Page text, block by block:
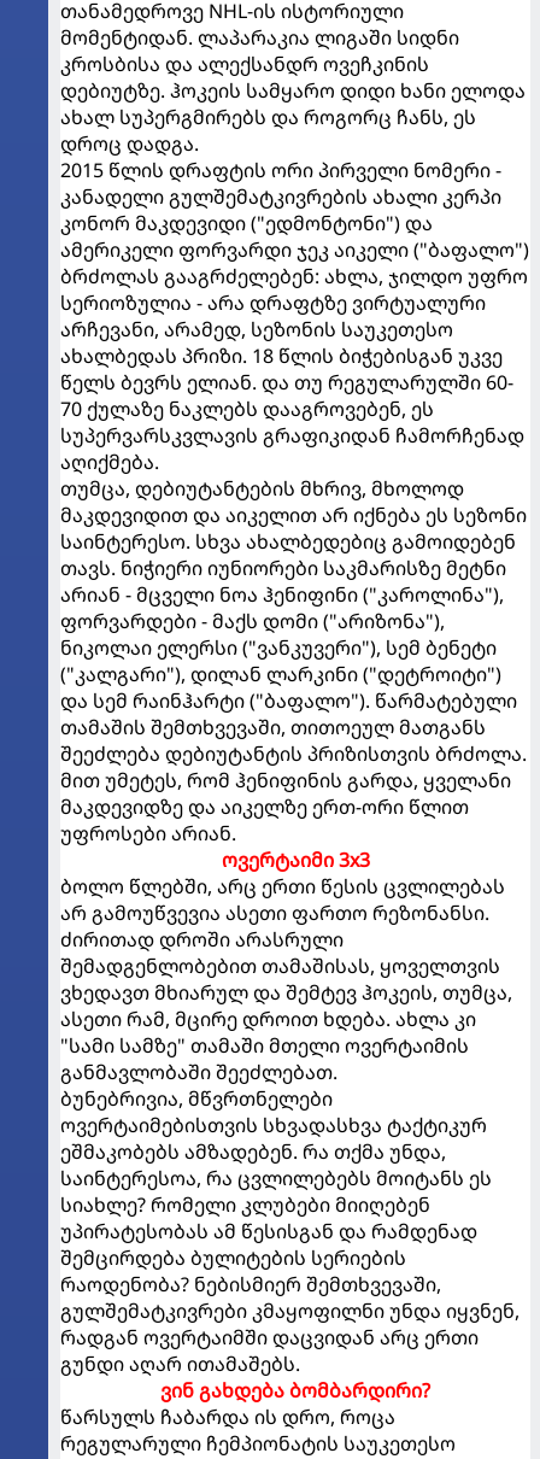
თანამედროვე NHL-ის ისტორიული
მომენტიდან. ლაპარაკია ლიგაში სიდნი
კროსბისა და ალექსანდრ ოვეჩკინის
დებიუტზე. ჰოკეის სამყარო დიდი ხანი ელოდა
ახალ სუპერგმირებს და როგორც ჩანს, ეს
დროც დადგა.
2015 წლის დრაფტის ორი პირველი ნომერი -
კანადელი გულშემატკივრების ახალი კერპი
კონორ მაკდევიდი ("ედმონტონი") და
ამერიკელი ფორვარდი ჯეკ აიკელი ("ბაფალო")
ბრძოლას გააგრძელებენ: ახლა, ჯილდო უფრო
სერიოზულია - არა დრაფტზე ვირტუალური
არჩევანი, არამედ, სეზონის საუკეთესო
ახალბედას პრიზი. 18 წლის ბიჭებისგან უკვე
წელს ბევრს ელიან. და თუ რეგულარულში 60-
70 ქულაზე ნაკლებს დააგროვებენ, ეს
სუპერვარსკვლავის გრაფიკიდან ჩამორჩენად
აღიქმება.
თუმცა, დებიუტანტების მხრივ, მხოლოდ
მაკდევიდით და აიკელით არ იქნება ეს სეზონი
საინტერესო. სხვა ახალბედებიც გამოიდებენ
თავს. ნიჭიერი იუნიორები საკმარისზე მეტნი
არიან - მცველი ნოა ჰენიფინი ("კაროლინა"),
ფორვარდები - მაქს დომი ("არიზონა"),
ნიკოლაი ელერსი ("ვანკუვერი"), სემ ბენეტი
("კალგარი"), დილან ლარკინი ("დეტროიტი")
და სემ რაინჰარტი ("ბაფალო"). წარმატებული
თამაშის შემთხვევაში, თითოეულ მათგანს
შეეძლება დებიუტანტის პრიზისთვის ბრძოლა.
მით უმეტეს, რომ ჰენიფინის გარდა, ყველანი
მაკდევიდზე და აიკელზე ერთ-ორი წლით
უფროსები არიან.
ოვერტაიმი 3x3
ბოლო წლებში, არც ერთი წესის ცვლილებას
არ გამოუწვევია ასეთი ფართო რეზონანსი.
ძირითად დროში არასრული
შემადგენლობებით თამაშისას, ყოველთვის
ვხედავთ მხიარულ და შემტევ ჰოკეის, თუმცა,
ასეთი რამ, მცირე დროით ხდება. ახლა კი
"სამი სამზე" თამაში მთელი ოვერტაიმის
განმავლობაში შეეძლებათ.
ბუნებრივია, მწვრთნელები
ოვერტაიმებისთვის სხვადასხვა ტაქტიკურ
ეშმაკობებს ამზადებენ. რა თქმა უნდა,
საინტერესოა, რა ცვლილებებს მოიტანს ეს
სიახლე? რომელი კლუბები მიიღებენ
უპირატესობას ამ წესისგან და რამდენად
შემცირდება ბულიტების სერიების
რაოდენობა? ნებისმიერ შემთხვევაში,
გულშემატკივრები კმაყოფილნი უნდა იყვნენ,
რადგან ოვერტაიმში დაცვიდან არც ერთი
გუნდი აღარ ითამაშებს.
ვინ გახდება ბომბარდირი?
წარსულს ჩაბარდა ის დრო, როცა
რეგულარული ჩემპიონატის საუკეთესო